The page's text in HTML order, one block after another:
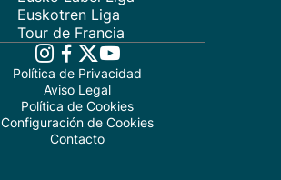
Euskotren Liga
Tour de Francia
Política de Privacidad
Aviso Legal
Política de Cookies
Configuración de Cookies
Contacto